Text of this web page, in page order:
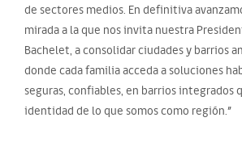
de sectores medios. En definitiva
mirada a la que nos invita nuestra
Bachelet, a consolidar ciudades y barrios
donde cada familia acceda a soluciones
seguras, confiables, en barrios integrados
identidad de lo que somos como región.”